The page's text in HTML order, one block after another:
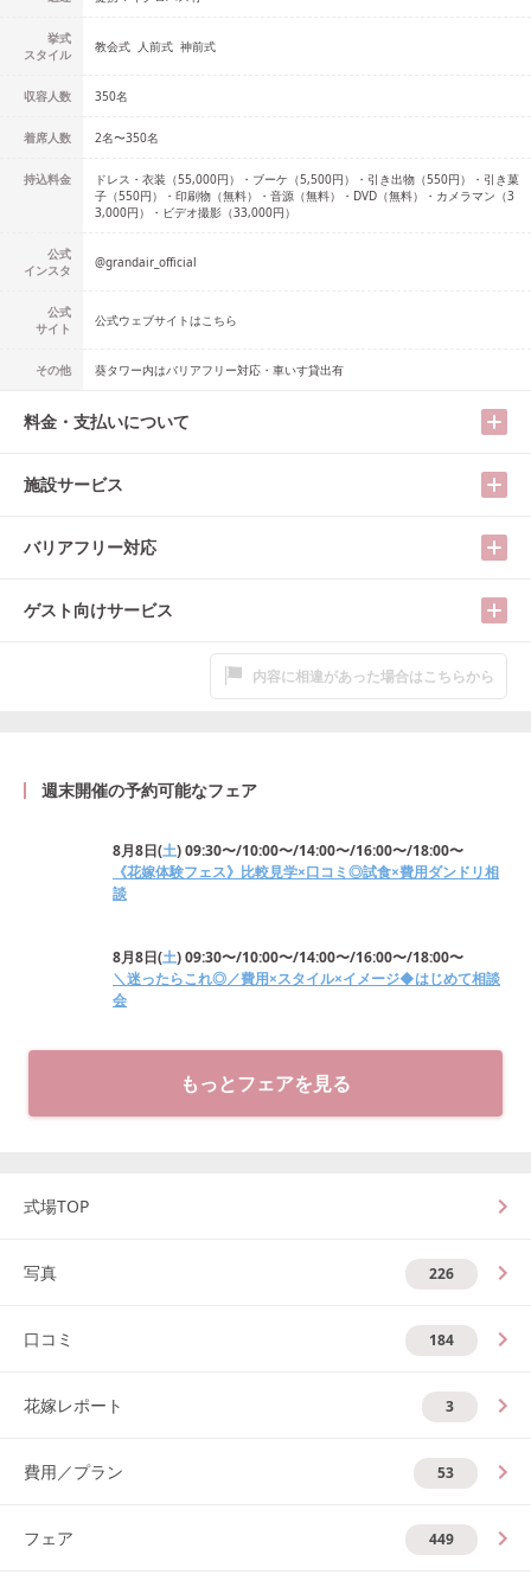
挙式
スタイル
教会式 人前式 神前式
収容人数 350名
着席人数 2名〜350名
持込料金
ドレス・衣装（55,000円）・ブーケ（5,500円）・引き出物（550円）・引き菓
子（550円）・印刷物（無料）・音源（無料）・DVD（無料）・カメラマン（3
3,000円）・ビデオ撮影（33,000円）
公式
インスタ
@grandair_official
公式
サイト
公式ウェブサイトはこちら
その他 葵タワー内はバリアフリー対応・車いす貸出有
料金・支払いについて
施設サービス
バリアフリー対応
ゲスト向けサービス
内容に相違があった場合はこちらから
週末開催の予約可能なフェア
8月8日(土)09:30〜/10:00〜/14:00〜/16:00〜/18:00〜
《花嫁体験フェス》比較見学×口コミ◎試食×費用ダンドリ相
談
8月8日(土)09:30〜/10:00〜/14:00〜/16:00〜/18:00〜
＼迷ったらこれ◎／費用×スタイル×イメージ◆はじめて相談
会
もっとフェアを見る
式場TOP
写真 226
口コミ 184
花嫁レポート 3
費用／プラン 53
フェア 449